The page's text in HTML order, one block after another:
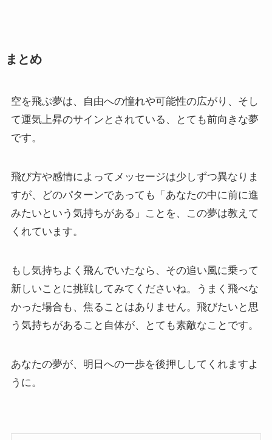
まとめ
空を飛ぶ夢は、自由への憧れや可能性の広がり、そし
て運気上昇のサインとされている、とても前向きな夢
です。
飛び方や感情によってメッセージは少しずつ異なりま
すが、どのパターンであっても「あなたの中に前に進
みたいという気持ちがある」ことを、この夢は教えて
くれています。
もし気持ちよく飛んでいたなら、その追い風に乗って
新しいことに挑戦してみてくださいね。うまく飛べな
かった場合も、焦ることはありません。飛びたいと思
う気持ちがあること自体が、とても素敵なことです。
あなたの夢が、明日への一歩を後押ししてくれますよ
うに。